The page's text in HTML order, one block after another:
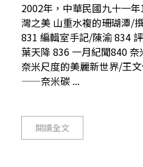
2002年，中華民國九十一
灣之美 山重水複的珊瑚潭/
831 編輯室手記/陳渝 834
葉天降 836 一月紀聞840
奈米尺度的美麗新世界/王
——奈米碳 ...
閱讀全文